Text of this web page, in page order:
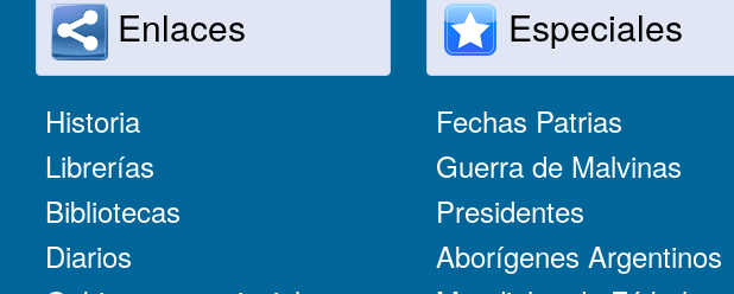
Enlaces
Historia
Librerías
Bibliotecas
Diarios
Especiales
Fechas Patrias
Guerra de Malvinas
Presidentes
Aborígenes Argentinos